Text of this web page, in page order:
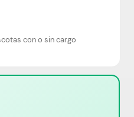
con o sin cargo